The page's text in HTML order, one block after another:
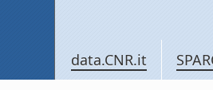
data.CNR.it